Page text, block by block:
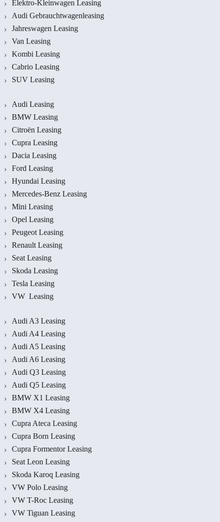
Elektro-Kleinwagen Leasing
Audi Gebrauchtwagenleasing
Jahreswagen Leasing
Van Leasing
Kombi Leasing
Cabrio Leasing
SUV Leasing
Audi Leasing
BMW Leasing
Citroën Leasing
Cupra Leasing
Dacia Leasing
Ford Leasing
Hyundai Leasing
Mercedes-Benz Leasing
Mini Leasing
Opel Leasing
Peugeot Leasing
Renault Leasing
Seat Leasing
Skoda Leasing
Tesla Leasing
VW Leasing
Audi A3 Leasing
Audi A4 Leasing
Audi A5 Leasing
Audi A6 Leasing
Audi Q3 Leasing
Audi Q5 Leasing
BMW X1 Leasing
BMW X4 Leasing
Cupra Ateca Leasing
Cupra Born Leasing
Cupra Formentor Leasing
Seat Leon Leasing
Skoda Karoq Leasing
VW Polo Leasing
VW T-Roc Leasing
VW Tiguan Leasing